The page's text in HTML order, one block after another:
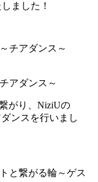
ました！
アダンス～
がり、NiziUの
ダンスを行いまし